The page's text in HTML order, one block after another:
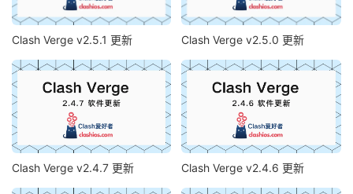
Clash Verge v2.5.1 更新 Clash Verge v2.5.0 更新
Clash Verge v2.4.7 更新 Clash Verge v2.4.6 更新